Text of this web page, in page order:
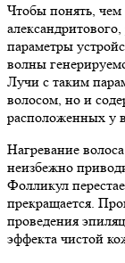
Чтобы понять, чем
параметры
волны
Лучи с таким
волосом, но и
расположенных у
Нагревание
неизбежно
Фолликул
прекращается.
проведения
эффекта чистой